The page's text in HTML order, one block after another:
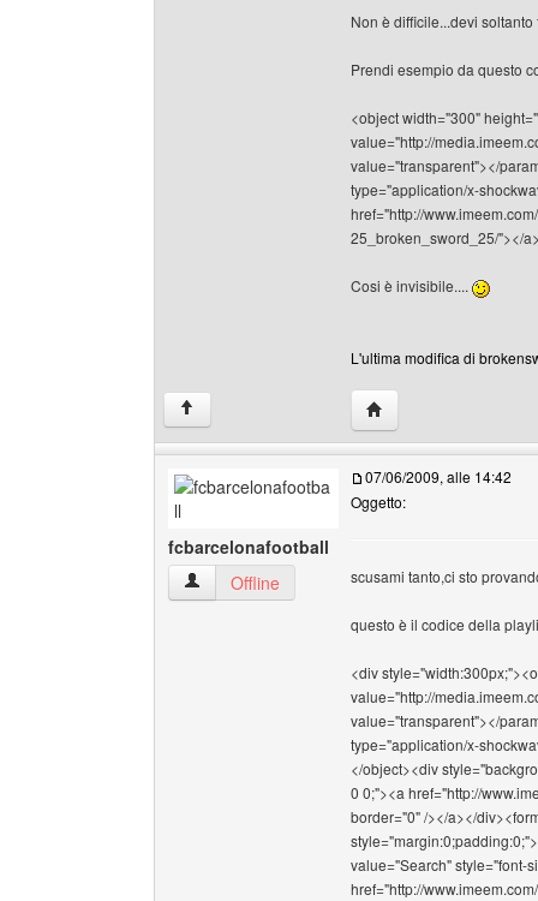
Non è difficile...devi
Prendi esempio da questo
<object width="300"
value="http://
value="transparent"></
type="application/x-
href="http://
25_broken_sword_25/"></
Cosi è invisibile....
L'ultima modifica di
↑ HomePage:
fcbarcelonafootball
fcbarcelonafootball Profilo
Offline
07/06/2009, alle 14:42
Oggetto:
scusami tanto,ci sto
questo è il codice della
<div
value="http://
value="transparent"></
type="application/x-
</object><div
0 0;"><a href="http://
border="0" /></a></
value="Search" style="font-
href="http://